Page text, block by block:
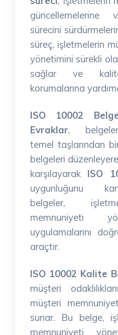
güncellemelerine
sürecini
süreç, işletmelerin
yönetimini sürekli
sağlar ve kalite
korumalarına
ISO 10002
Evraklar,
temel taşlarından
belgeleri
karşılayarak ISO
uygunluğunu
belgeler,
memnuniyeti
uygulamalarını
araçtır.
ISO 10002 Kalite
müşteri
müşteri
sunar. Bu belge,
memnuniyeti